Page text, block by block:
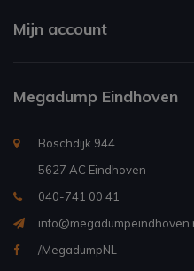
Mijn account
Megadump Eindhoven
Boschdijk 944
5627 AC Eindhoven
040-741 00 41
/MegadumpNL